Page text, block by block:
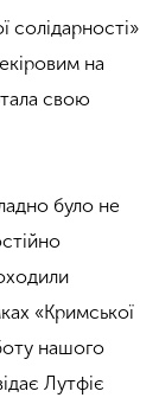
солідарності»
на
свою
було не
«Кримської
нашого
Лутфіє